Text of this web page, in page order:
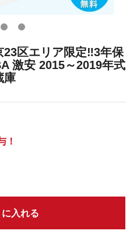
区エリア限定‼3年保
激安 2015～2019年式
庫
！
に入れる